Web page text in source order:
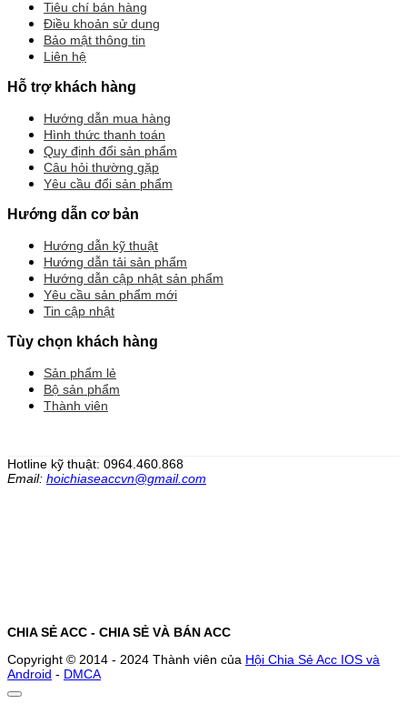
Tiêu chí bán hàng
Điều khoản sử dụng
Bảo mật thông tin
Liên hệ
Hỗ trợ khách hàng
Hướng dẫn mua hàng
Hình thức thanh toán
Quy định đổi sản phẩm
Câu hỏi thường gặp
Yêu cầu đổi sản phẩm
Hướng dẫn cơ bản
Hướng dẫn kỹ thuật
Hướng dẫn tải sản phẩm
Hướng dẫn cập nhật sản phẩm
Yêu cầu sản phẩm mới
Tin cập nhật
Tùy chọn khách hàng
Sản phẩm lẻ
Bộ sản phẩm
Thành viên
Hotline kỹ thuật: 0964.460.868
Email: hoichiaseaccvn@gmail.com
CHIA SẺ ACC - CHIA SẺ VÀ BÁN ACC
Copyright © 2014 - 2024 Thành viên của Hội Chia Sẻ Acc IOS và
Android - DMCA